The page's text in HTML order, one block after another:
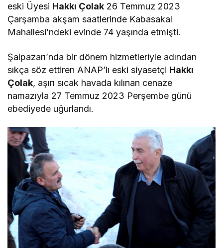
eski Üyesi Hakkı Çolak 26 Temmuz 2023
Çarşamba akşam saatlerinde Kabasakal
Mahallesi’ndeki evinde 74 yaşında etmişti.
Şalpazarı’nda bir dönem hizmetleriyle adından
sıkça söz ettiren ANAP’lı eski siyasetçi Hakkı
Çolak, aşırı sıcak havada kılınan cenaze
namazıyla 27 Temmuz 2023 Perşembe günü
ebediyede uğurlandı.